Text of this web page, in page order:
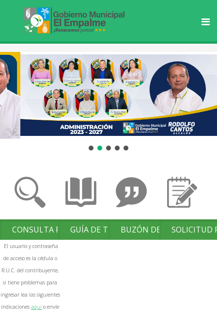
CONSULTA FACTURAS
El usuario y contraseña
de acceso es la cédula o
R.U.C. del contribuyente,
si tiene problemas para
ingresar lea las siguientes
indicacionesaquí o envíe
GUÍA DE TRÁMITESBUZÓN DE SUGERENCIAS
SOLICITUD